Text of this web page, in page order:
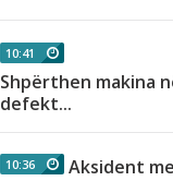
10:41
Shpërthen makina
defekt...
10:36 Aksident